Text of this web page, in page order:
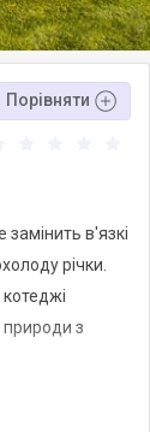
Порівняти
в'язкі
річки.
природи з